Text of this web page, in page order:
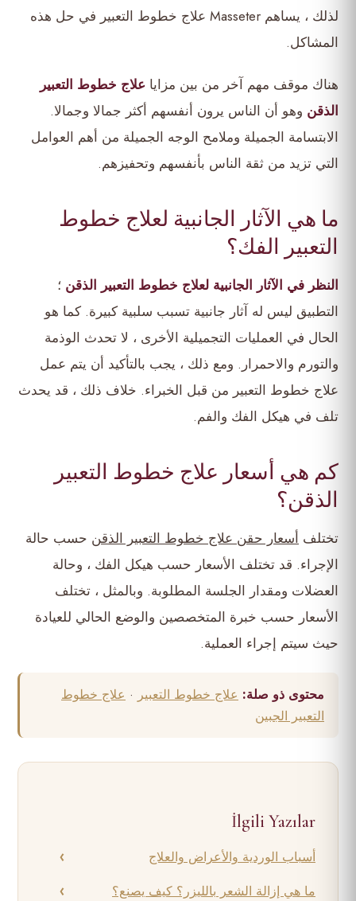
لذلك ، يساهم Masseter علاج خطوط التعبير في حل هذه
المشاكل.
هناك موقف مهم آخر من بين مزايا علاج خطوط التعبير
الذقن وهو أن الناس يرون أنفسهم أكثر جمالا وجمالا.
الابتسامة الجميلة وملامح الوجه الجميلة من أهم العوامل
التي تزيد من ثقة الناس بأنفسهم وتحفيزهم.
ما هي الآثار الجانبية لعلاج خطوط
التعبير الفك؟
النظر في الآثار الجانبية لعلاج خطوط التعبير الذقن ؛
التطبيق ليس له آثار جانبية تسبب سلبية كبيرة. كما هو
الحال في العمليات التجميلية الأخرى ، لا تحدث الوذمة
والتورم والاحمرار. ومع ذلك ، يجب بالتأكيد أن يتم عمل
علاج خطوط التعبير من قبل الخبراء. خلاف ذلك ، قد يحدث
تلف في هيكل الفك والفم.
كم هي أسعار علاج خطوط التعبير
الذقن؟
تختلف أسعار حقن علاج خطوط التعبير الذقن حسب حالة
الإجراء. قد تختلف الأسعار حسب هيكل الفك ، وحالة
العضلات ومقدار الجلسة المطلوبة. وبالمثل ، تختلف
الأسعار حسب خبرة المتخصصين والوضع الحالي للعيادة
حيث سيتم إجراء العملية.
محتوى ذو صلة: علاج خطوط التعبير · علاج خطوط
التعبير الجبين
İlgili Yazılar
أسباب الوردية والأعراض والعلاج
ما هي إزالة الشعر بالليزر؟ كيف يصنع؟